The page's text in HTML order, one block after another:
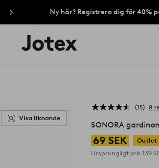
Ny här? Registrera dig för 40%
Jotex
logotyp
Visa liknande
15 8
SONORA
69 SEK
Outlet
Ursprungligt pris139